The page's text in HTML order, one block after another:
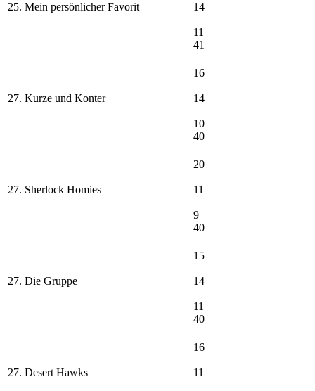
25. Mein persönlicher Favorit 14
11
41
27. Kurze und Konter
16
14
10
40
27. Sherlock Homies
20
11
9
40
27. Die Gruppe
15
14
11
40
27. Desert Hawks
16
11